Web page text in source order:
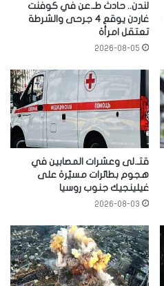
لندن.. حادث طـ.عن في كوفنت
غاردن يوقع 4 جرحى والشرطة
تعتقل امرأة
2026-08-05
قتـ.لى وعشرات المصابين في
هجوم بطائرات مسيّرة على
غيلينجيك جنوب روسيا
2026-08-03